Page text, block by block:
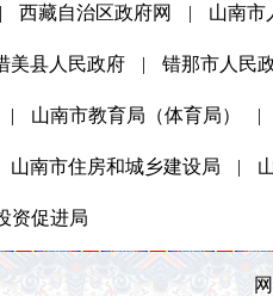
| 西藏自治区政府网 | 山南市
美县人民政府 | 错那市人民
| 山南市教育局（体育局） |
山南市住房和城乡建设局 |
资促进局